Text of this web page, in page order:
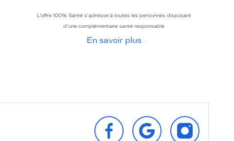
L’offre 100% Santé s’adresse à toutes les personnes disposant
d’une complémentaire santé responsable
En savoir plus
SUIVEZ‑NOUS
SUR
FACEBOOK
RETROUVEZ‑NOUS
SUR
GOOGLE
SUR
INSTAGRAM